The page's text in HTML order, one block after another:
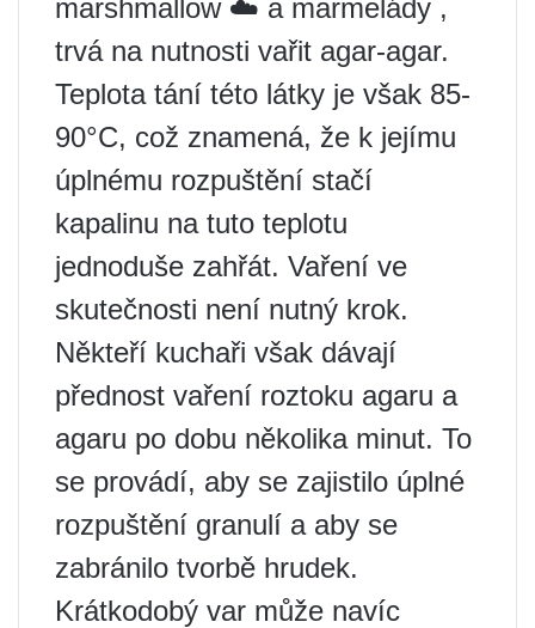
marshmallow ☁️ a marmelády ,
trvá na nutnosti vařit agar-agar.
Teplota tání této látky je však 85-
90°C, což znamená, že k jejímu
úplnému rozpuštění stačí
kapalinu na tuto teplotu
jednoduše zahřát. Vaření ve
skutečnosti není nutný krok.
Někteří kuchaři však dávají
přednost vaření roztoku agaru a
agaru po dobu několika minut. To
se provádí, aby se zajistilo úplné
rozpuštění granulí a aby se
zabránilo tvorbě hrudek.
Krátkodobý var může navíc